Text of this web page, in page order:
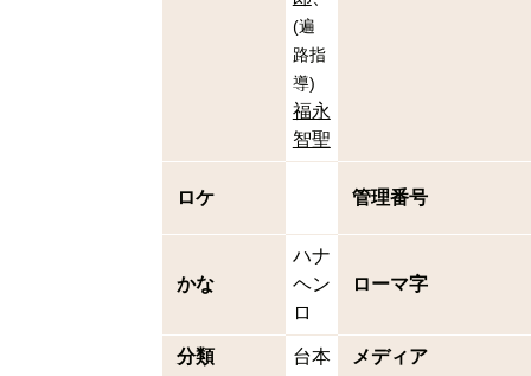
(遍
路指
導)
福永
智聖
ロケ 管理番号
かな
ハナ
ヘン
ロ
ローマ字
分類 台本 メディア